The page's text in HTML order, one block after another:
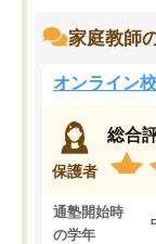
家庭教師
オンライン校
保護者
総合
通塾開始時
の学年